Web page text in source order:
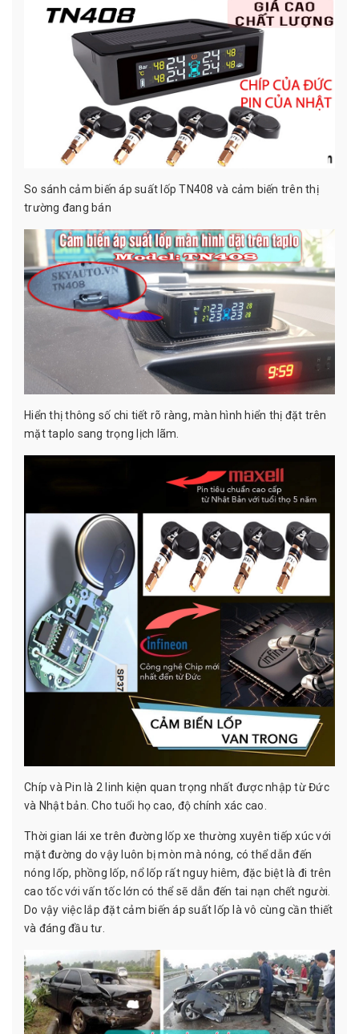
So sánh cảm biến áp suất lốp TN408 và cảm biến trên thị
trường đang bán
Hiển thị thông số chi tiết rõ ràng, màn hình hiển thị đặt trên
mặt taplo sang trọng lịch lãm.
Chíp và Pin là 2 linh kiện quan trọng nhất được nhập từ Đức
và Nhật bản. Cho tuổi họ cao, độ chính xác cao.
Thời gian lái xe trên đường lốp xe thường xuyên tiếp xúc với
mặt đường do vậy luôn bị mòn mà nóng, có thể dẫn đến
nóng lốp, phồng lốp, nổ lốp rất nguy hiêm, đặc biệt là đi trên
cao tốc với vấn tốc lớn có thể sẽ dẫn đến tai nạn chết người.
Do vậy việc lắp đặt cảm biến áp suất lốp là vô cùng cần thiết
và đáng đầu tư.